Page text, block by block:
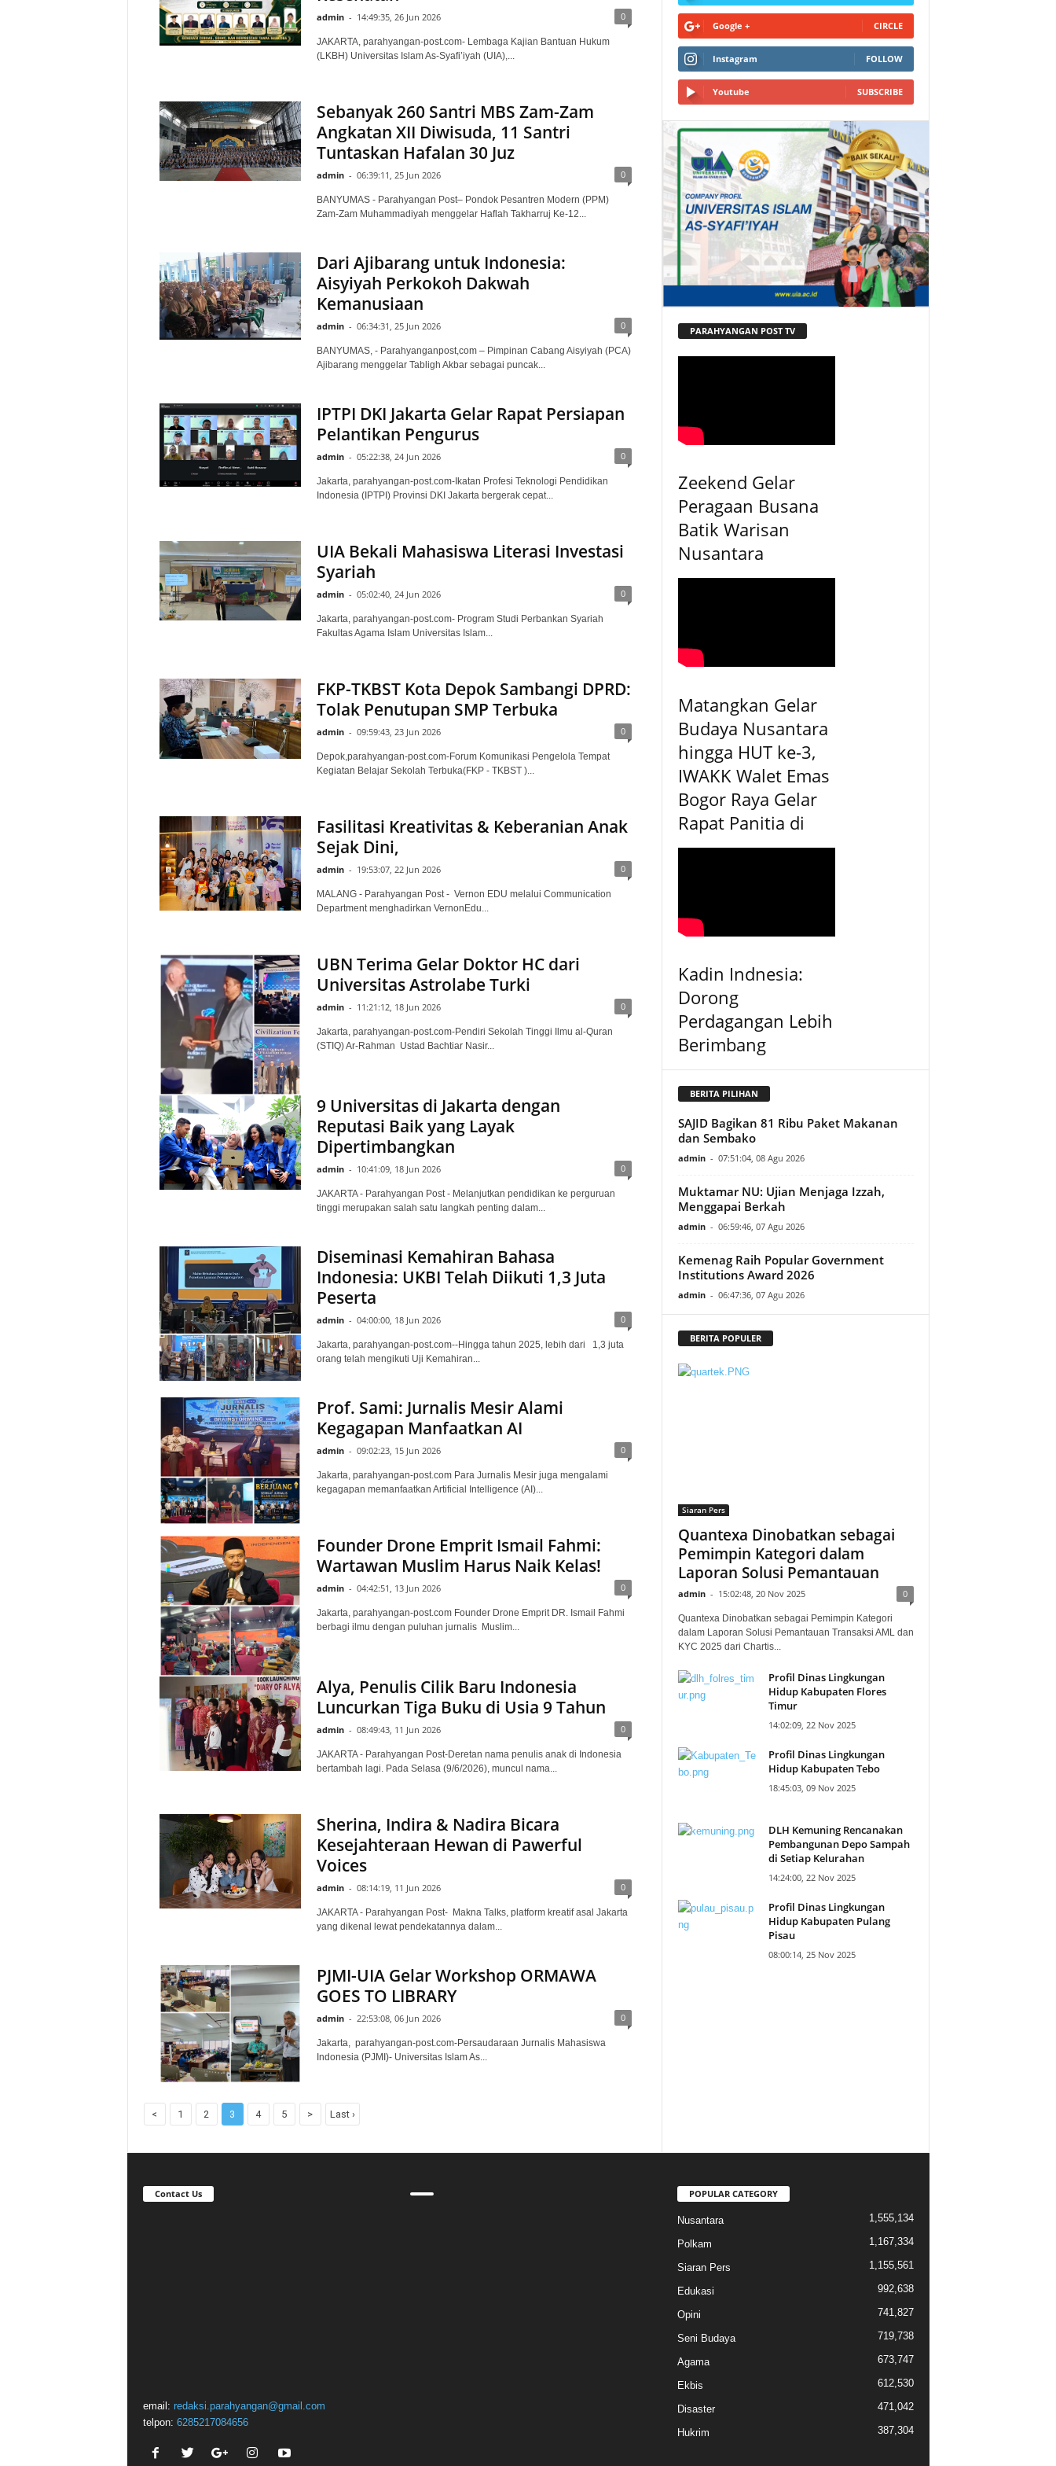
admin - 14:49:35, 26 Jun 2026 0
JAKARTA, parahyangan-post.com- Lembaga Kajian Bantuan Hukum
(LKBH) Universitas Islam As-Syafi’iyah (UIA),...
Sebanyak 260 Santri MBS Zam-Zam
Angkatan XII Diwisuda, 11 Santri
Tuntaskan Hafalan 30 Juz
admin - 06:39:11, 25 Jun 2026 0
BANYUMAS - Parahyangan Post– Pondok Pesantren Modern (PPM)
Zam-Zam Muhammadiyah menggelar Haflah Takharruj Ke-12...
Dari Ajibarang untuk Indonesia:
Aisyiyah Perkokoh Dakwah
Kemanusiaan
admin - 06:34:31, 25 Jun 2026 0
BANYUMAS, - Parahyanganpost,com – Pimpinan Cabang Aisyiyah (PCA)
Ajibarang menggelar Tabligh Akbar sebagai puncak...
IPTPI DKI Jakarta Gelar Rapat Persiapan
Pelantikan Pengurus
admin - 05:22:38, 24 Jun 2026 0
Jakarta, parahyangan-post.com-Ikatan Profesi Teknologi Pendidikan
Indonesia (IPTPI) Provinsi DKI Jakarta bergerak cepat...
UIA Bekali Mahasiswa Literasi Investasi
Syariah
admin - 05:02:40, 24 Jun 2026 0
Jakarta, parahyangan-post.com- Program Studi Perbankan Syariah
Fakultas Agama Islam Universitas Islam...
FKP-TKBST Kota Depok Sambangi DPRD:
Tolak Penutupan SMP Terbuka
admin - 09:59:43, 23 Jun 2026 0
Depok,parahyangan-post.com-Forum Komunikasi Pengelola Tempat
Kegiatan Belajar Sekolah Terbuka(FKP - TKBST )...
Fasilitasi Kreativitas & Keberanian Anak
Sejak Dini,
admin - 19:53:07, 22 Jun 2026 0
MALANG - Parahyangan Post - Vernon EDU melalui Communication
Department menghadirkan VernonEdu...
UBN Terima Gelar Doktor HC dari
Universitas Astrolabe Turki
admin - 11:21:12, 18 Jun 2026 0
Jakarta, parahyangan-post.com-Pendiri Sekolah Tinggi Ilmu al-Quran
(STIQ) Ar-Rahman Ustad Bachtiar Nasir...
9 Universitas di Jakarta dengan
Reputasi Baik yang Layak
Dipertimbangkan
admin - 10:41:09, 18 Jun 2026 0
JAKARTA - Parahyangan Post - Melanjutkan pendidikan ke perguruan
tinggi merupakan salah satu langkah penting dalam...
Diseminasi Kemahiran Bahasa
Indonesia: UKBI Telah Diikuti 1,3 Juta
Peserta
admin - 04:00:00, 18 Jun 2026 0
Jakarta, parahyangan-post.com--Hingga tahun 2025, lebih dari 1,3 juta
orang telah mengikuti Uji Kemahiran...
Prof. Sami: Jurnalis Mesir Alami
Kegagapan Manfaatkan AI
admin - 09:02:23, 15 Jun 2026 0
Jakarta, parahyangan-post.com Para Jurnalis Mesir juga mengalami
kegagapan memanfaatkan Artificial Intelligence (AI)...
Founder Drone Emprit Ismail Fahmi:
Wartawan Muslim Harus Naik Kelas!
admin - 04:42:51, 13 Jun 2026 0
Jakarta, parahyangan-post.com Founder Drone Emprit DR. Ismail Fahmi
berbagi ilmu dengan puluhan jurnalis Muslim...
Alya, Penulis Cilik Baru Indonesia
Luncurkan Tiga Buku di Usia 9 Tahun
admin - 08:49:43, 11 Jun 2026 0
JAKARTA - Parahyangan Post-Deretan nama penulis anak di Indonesia
bertambah lagi. Pada Selasa (9/6/2026), muncul nama...
Sherina, Indira & Nadira Bicara
Kesejahteraan Hewan di Pawerful
Voices
admin - 08:14:19, 11 Jun 2026 0
JAKARTA - Parahyangan Post- Makna Talks, platform kreatif asal Jakarta
yang dikenal lewat pendekatannya dalam...
PJMI-UIA Gelar Workshop ORMAWA
GOES TO LIBRARY
admin - 22:53:08, 06 Jun 2026 0
Jakarta, parahyangan-post.com-Persaudaraan Jurnalis Mahasiswa
Indonesia (PJMI)- Universitas Islam As...
< 1 2 3 4 5 > Last ›
Google + CIRCLE
Instagram FOLLOW
Youtube SUBSCRIBE
PARAHYANGAN POST TV
Zeekend Gelar
Peragaan Busana
Batik Warisan
Nusantara
Matangkan Gelar
Budaya Nusantara
hingga HUT ke-3,
IWAKK Walet Emas
Bogor Raya Gelar
Rapat Panitia di
Kadin Indnesia:
Dorong
Perdagangan Lebih
Berimbang
BERITA PILIHAN
SAJID Bagikan 81 Ribu Paket Makanan
dan Sembako
admin - 07:51:04, 08 Agu 2026
Muktamar NU: Ujian Menjaga Izzah,
Menggapai Berkah
admin - 06:59:46, 07 Agu 2026
Kemenag Raih Popular Government
Institutions Award 2026
admin - 06:47:36, 07 Agu 2026
BERITA POPULER
Siaran Pers
Quantexa Dinobatkan sebagai
Pemimpin Kategori dalam
Laporan Solusi Pemantauan
admin - 15:02:48, 20 Nov 2025 0
Quantexa Dinobatkan sebagai Pemimpin Kategori
dalam Laporan Solusi Pemantauan Transaksi AML dan
KYC 2025 dari Chartis...
Profil Dinas Lingkungan
Hidup Kabupaten Flores
Timur
14:02:09, 22 Nov 2025
Profil Dinas Lingkungan
Hidup Kabupaten Tebo
18:45:03, 09 Nov 2025
DLH Kemuning Rencanakan
Pembangunan Depo Sampah
di Setiap Kelurahan
14:24:00, 22 Nov 2025
Profil Dinas Lingkungan
Hidup Kabupaten Pulang
Pisau
08:00:14, 25 Nov 2025
Contact Us
email: redaksi.parahyangan@gmail.com
telpon: 6285217084656
POPULAR CATEGORY
Nusantara 1,555,134
Polkam 1,167,334
Siaran Pers 1,155,561
Edukasi 992,638
Opini 741,827
Seni Budaya 719,738
Agama 673,747
Ekbis 612,530
Disaster 471,042
Hukrim 387,304